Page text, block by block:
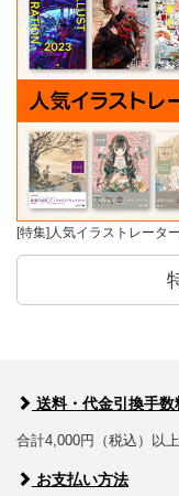
[特集]人気イラストレータ
送料・代金引換手数
合計4,000円（税込）以
お支払い方法